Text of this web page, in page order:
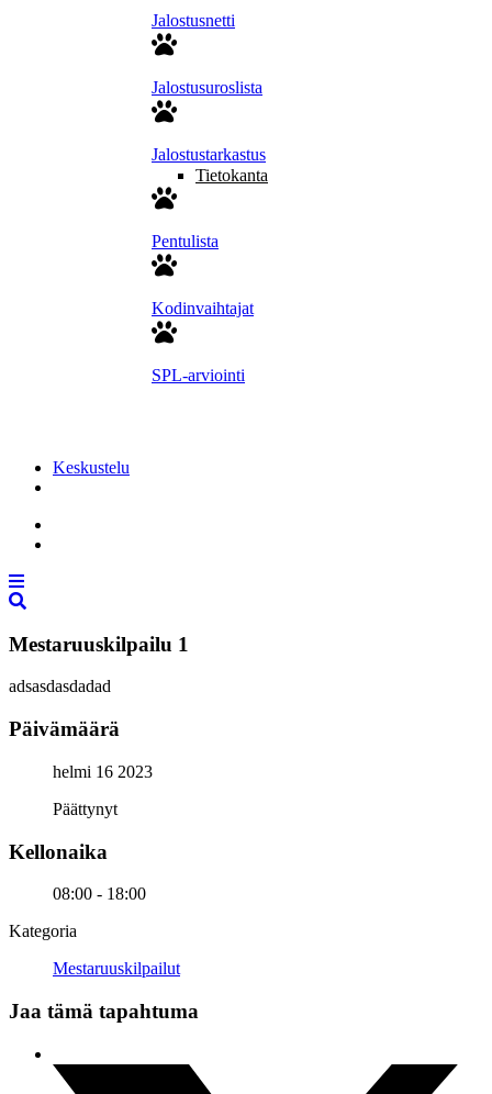
Jalostusnetti
Jalostusuroslista
Jalostustarkastus
Tietokanta
Pentulista
Kodinvaihtajat
SPL-arviointi
Keskustelu
Mestaruuskilpailu 1
adsasdasdadad
Päivämäärä
helmi 16 2023
Päättynyt
Kellonaika
08:00 - 18:00
Kategoria
Mestaruuskilpailut
Jaa tämä tapahtuma